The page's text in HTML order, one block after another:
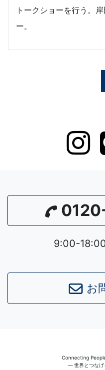
トークショーを行う。
ー。
9:00-
お
Connecting
― 世界とつな